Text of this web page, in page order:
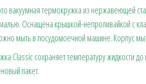
вакуумная термокружка из нержавеющей
Оснащена крышкой-непроливайкой с
мыть в посудомоечной машине. Корпус
Classic сохраняет температуру жидкости
пакет.